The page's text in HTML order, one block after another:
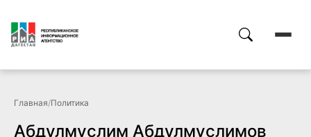
Главная/Политика
Абдулмуслим Абдулмуслимов